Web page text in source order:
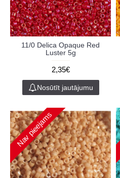
11/0 Delica Opaque Red
Luster 5g
2,35€
Nosūtīt jautājumu
Nav pieejams